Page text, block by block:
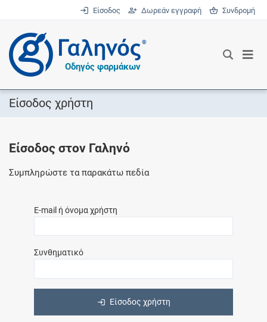
Είσοδος Δωρεάν εγγραφή Συνδρομή
®
Οδηγός φαρμάκων
Είσοδος χρήστη
Είσοδος στον Γαληνό
Συμπληρώστε τα παρακάτω πεδία
E-mail ή όνομα χρήστη
Συνθηματικό
Είσοδος χρήστη